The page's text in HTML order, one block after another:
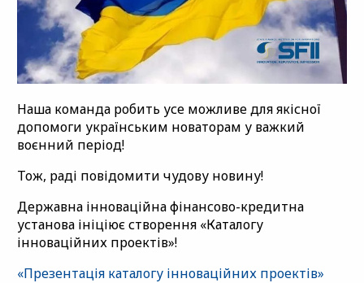
Наша команда робить усе можливе для якісної
допомоги українським новаторам у важкий
воєнний період!
Тож, раді повідомити чудову новину!
Державна інноваційна фінансово-кредитна
установа ініціює створення «Каталогу
інноваційних проектів»!
«Презентація каталогу інноваційних проектів»